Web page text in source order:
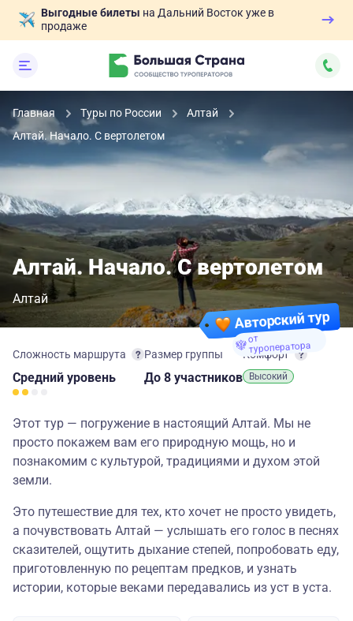
Выгодные билеты на Дальний Восток уже в
продаже
Главная Туры по России
Алтай
Алтай. Начало. С вертолетом
Авторский тур
от
туроператора
Алтай. Начало. С вертолетом
Алтай
Сложность маршрута
Средний уровень
Комфорт
Высокий
Размер группы
до 8 участников
Этот тур — погружение в настоящий Алтай. Мы не
просто покажем вам его природную мощь, но и
познакомим с культурой, традициями и духом этой
земли.
Это путешествие для тех, кто хочет не просто увидеть,
а почувствовать Алтай — услышать его голос в песнях
сказителей, ощутить дыхание степей, попробовать еду,
приготовленную по рецептам предков, и узнать
истории, которые веками передавались из уст в уста.